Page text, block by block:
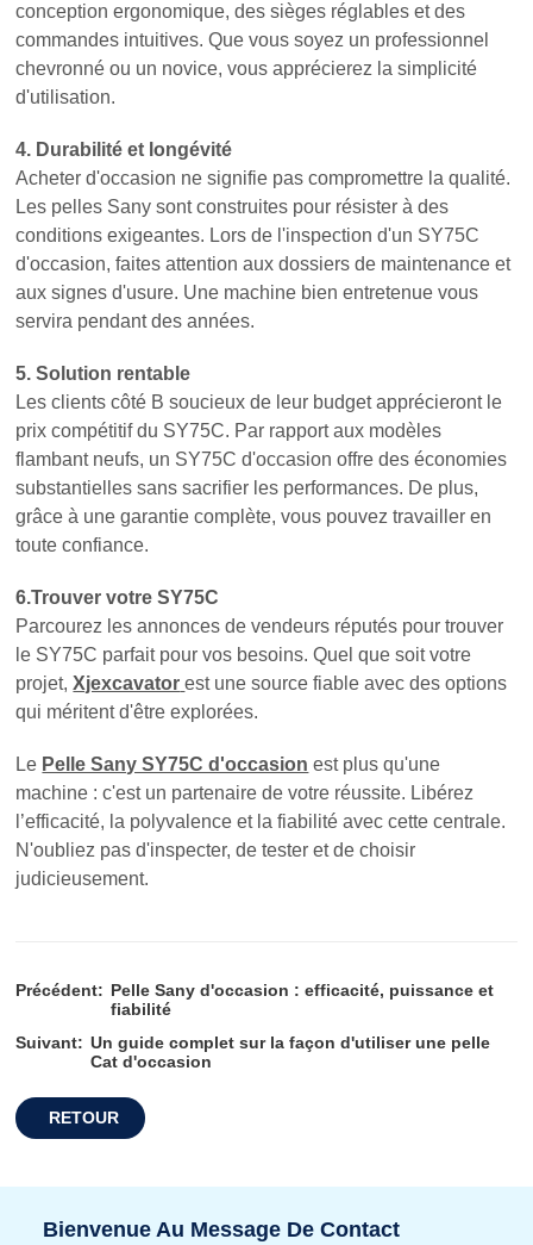
conception ergonomique, des sièges réglables et des
commandes intuitives. Que vous soyez un professionnel
chevronné ou un novice, vous apprécierez la simplicité
d'utilisation.
4. Durabilité et longévité
Acheter d'occasion ne signifie pas compromettre la qualité.
Les pelles Sany sont construites pour résister à des
conditions exigeantes. Lors de l'inspection d'un SY75C
d'occasion, faites attention aux dossiers de maintenance et
aux signes d'usure. Une machine bien entretenue vous
servira pendant des années.
5. Solution rentable
Les clients côté B soucieux de leur budget apprécieront le
prix compétitif du SY75C. Par rapport aux modèles
flambant neufs, un SY75C d'occasion offre des économies
substantielles sans sacrifier les performances. De plus,
grâce à une garantie complète, vous pouvez travailler en
toute confiance.
6.Trouver votre SY75C
Parcourez les annonces de vendeurs réputés pour trouver
le SY75C parfait pour vos besoins. Quel que soit votre
projet,Xjexcavator est une source fiable avec des options
qui méritent d'être explorées.
Le Pelle Sany SY75C d'occasion est plus qu'une
machine : c'est un partenaire de votre réussite. Libérez
l’efficacité, la polyvalence et la fiabilité avec cette centrale.
N'oubliez pas d'inspecter, de tester et de choisir
judicieusement.
Précédent: Pelle Sany d'occasion : efficacité, puissance et
fiabilité
Suivant: Un guide complet sur la façon d'utiliser une pelle
Cat d'occasion
RETOUR
Bienvenue Au Message De Contact